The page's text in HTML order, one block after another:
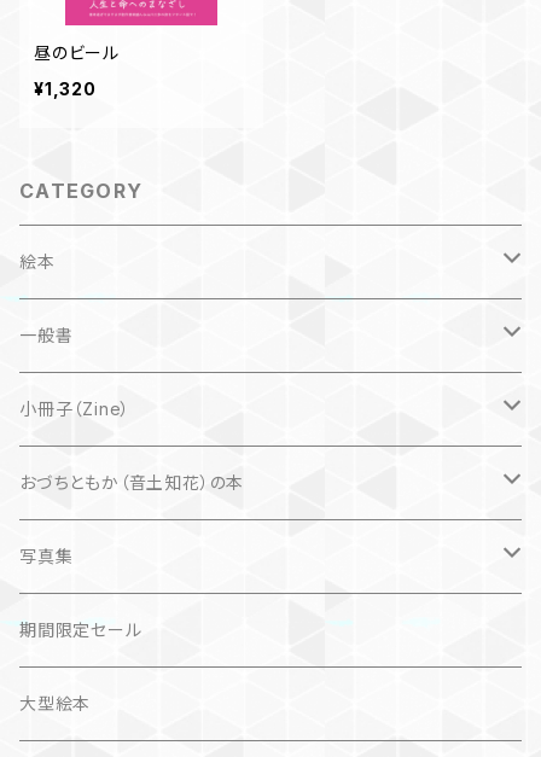
昼のビール
¥1,320
CATEGORY
絵本
子ども
自然科学絵本
楽しいお話
大人にも
一般書
海外翻訳
文芸、小説
問題提起
国内
文芸、小説
詩歌
小冊子（Zine）
猫
おづちともか（音土知花）の本
ZINE
仏語対訳絵本
写真集
写真集
作品＋エッセイ
画集
期間限定セール
大型絵本